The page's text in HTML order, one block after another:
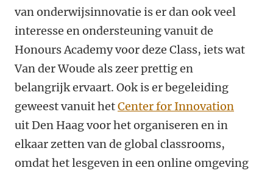
van onderwijsinnovatie is er dan ook veel
interesse en ondersteuning vanuit de
Honours Academy voor deze Class, iets wat
Van der Woude als zeer prettig en
belangrijk ervaart. Ook is er begeleiding
geweest vanuit hetCenter for Innovation
uit Den Haag voor het organiseren en in
elkaar zetten van de global classrooms,
omdat het lesgeven in een online omgeving